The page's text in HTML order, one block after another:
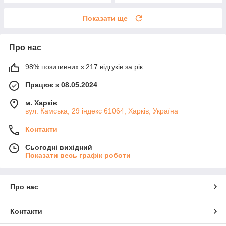
Показати ще
Про нас
98% позитивних з 217 відгуків за рік
Працює з 08.05.2024
м. Харків
вул. Камська, 29 індекс 61064, Харків, Україна
Контакти
Сьогодні вихідний
Показати весь графік роботи
Про нас
Контакти